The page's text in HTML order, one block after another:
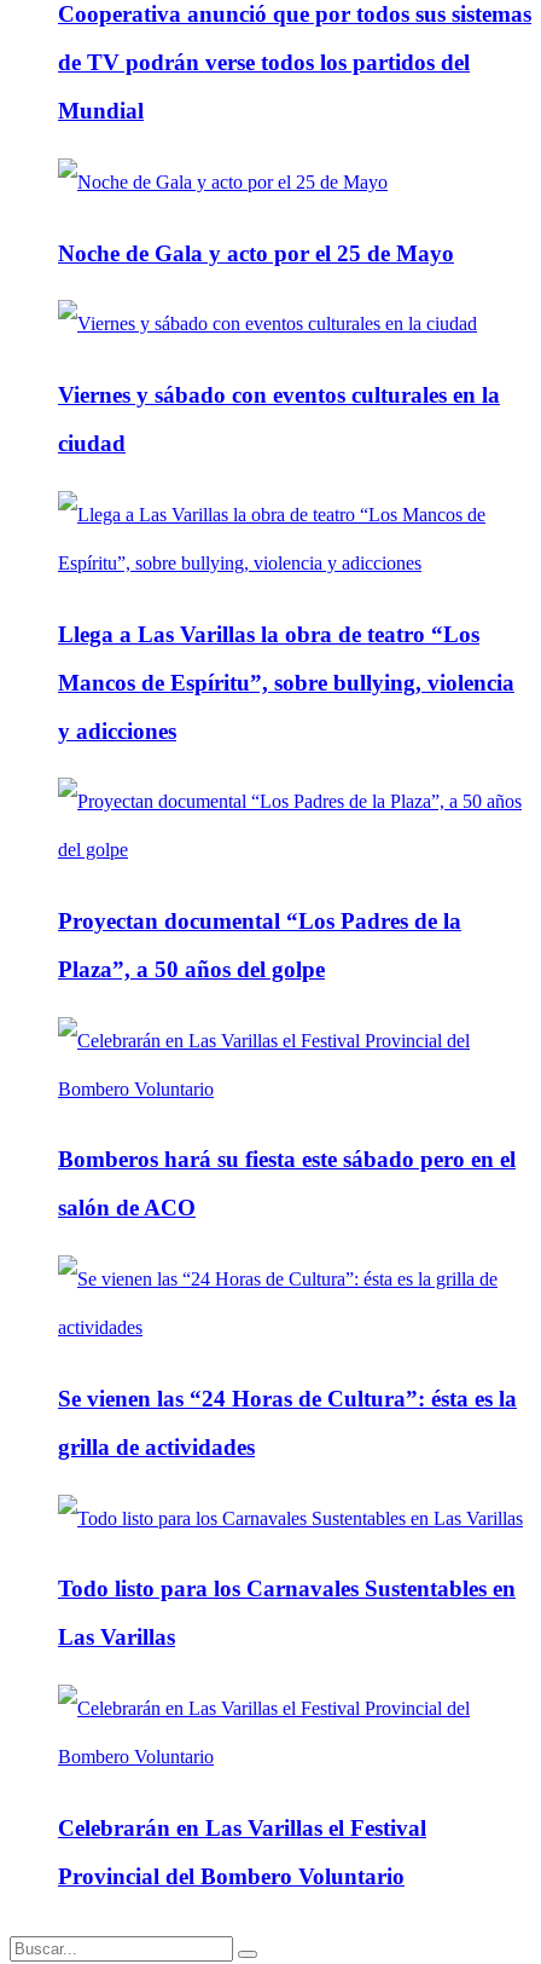
Cooperativa anunció que por todos sus sistemas
de TV podrán verse todos los partidos del
Mundial
Noche de Gala y acto por el 25 de Mayo
Viernes y sábado con eventos culturales en la
ciudad
Llega a Las Varillas la obra de teatro “Los
Mancos de Espíritu”, sobre bullying, violencia
y adicciones
Proyectan documental “Los Padres de la
Plaza”, a 50 años del golpe
Bomberos hará su fiesta este sábado pero en el
salón de ACO
Se vienen las “24 Horas de Cultura”: ésta es la
grilla de actividades
Todo listo para los Carnavales Sustentables en
Las Varillas
Celebrarán en Las Varillas el Festival
Provincial del Bombero Voluntario